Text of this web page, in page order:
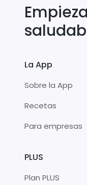
La App
Sobre la App
Recetas
Para empresas
PLUS
Plan PLUS